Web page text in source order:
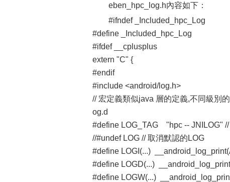
eben_hpc_log.h內容如下：
#ifndef _Included_hpc_Log
#define _Included_hpc_Log
#ifdef __cplusplus
extern "C" {
#endif
#include <android/log.h>
// 宏定義類似java 層的定義,不同級別
og.d
#define LOG_TAG "hpc -- JNILOG"
//#undef LOG // 取消默認的LOG
#define LOGI(...)
#define LOGD(...)
#define LOGW(...)